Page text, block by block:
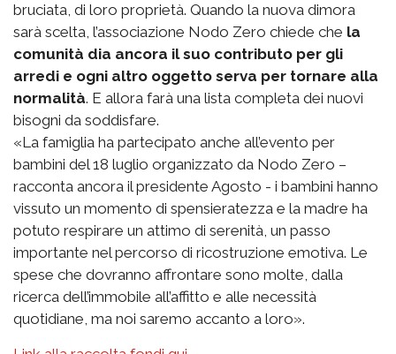
bruciata, di loro proprietà. Quando la nuova dimora
sarà scelta, l’associazione Nodo Zero chiede che la
comunità dia ancora il suo contributo per gli
arredi e ogni altro oggetto serva per tornare alla
normalità. E allora farà una lista completa dei nuovi
bisogni da soddisfare.
«La famiglia ha partecipato anche all’evento per
bambini del 18 luglio organizzato da Nodo Zero –
racconta ancora il presidente Agosto - i bambini hanno
vissuto un momento di spensieratezza e la madre ha
potuto respirare un attimo di serenità, un passo
importante nel percorso di ricostruzione emotiva. Le
spese che dovranno affrontare sono molte, dalla
ricerca dell’immobile all’affitto e alle necessità
quotidiane, ma noi saremo accanto a loro».